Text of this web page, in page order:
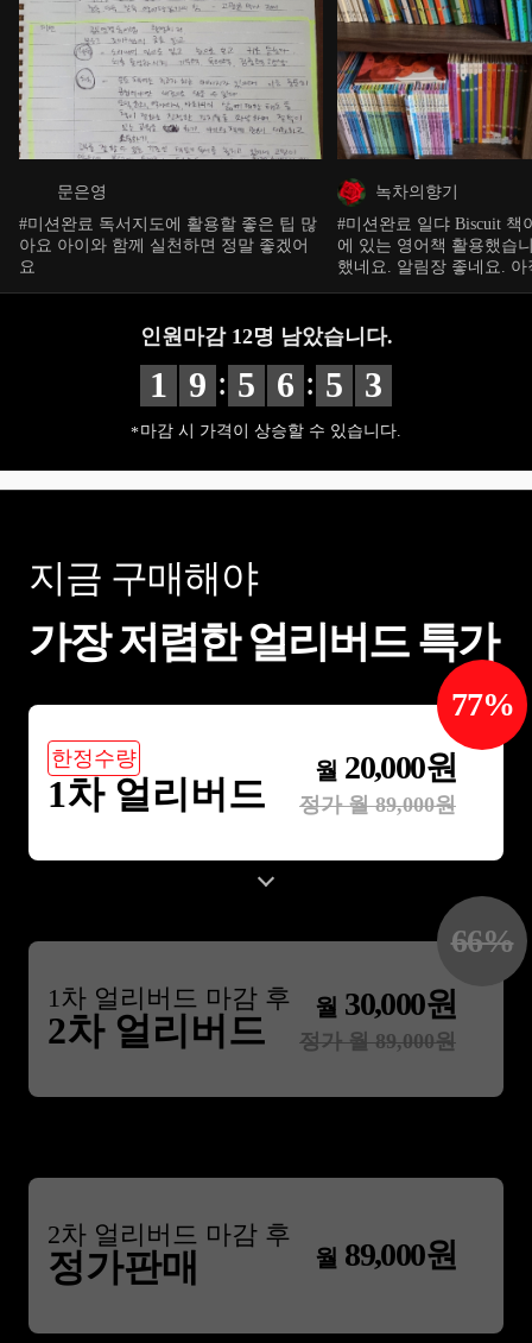
문은영
#미션완료 독서지도에 활용할 좋은 팁 많
아요 아이와 함께 실천하면 정말 좋겠어
요
녹차의향기
#미션완료 일댜 Biscuit 책이 없어서요. 집
에 있는 영어책 활용했습
했네요. 알림장 좋네요. 아직 글씨가 줄공
이수준에 맞음 구입해 보
다.
인원마감 12명 남았습니다.
1 9 : 5 6 : 5 2
마감 시 가격이 상승할 수 있습니다.
지금 구매해야
가장 저렴한 얼리버드 특가
한정수량
1차 얼리버드
월 20,000원
정가 월89,000원
77%
1 차 얼리버드 마감 후
2차 얼리버드
월 30,000원
정가 월89,000원
66%
2차 얼리버드 마감 후
정가판매 월 89,000원